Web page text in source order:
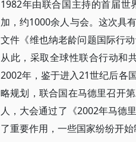
1982年由联合国主持的首届
加，约1000余人与会。这次具
文件《维也纳老龄问题国际行
从此，采取全球性联合行动和
2002年，鉴于进入21世纪后各
略规划，联合国在马德里召开
人，大会通过了《2002年马德
了重要作用，一些国家纷纷开